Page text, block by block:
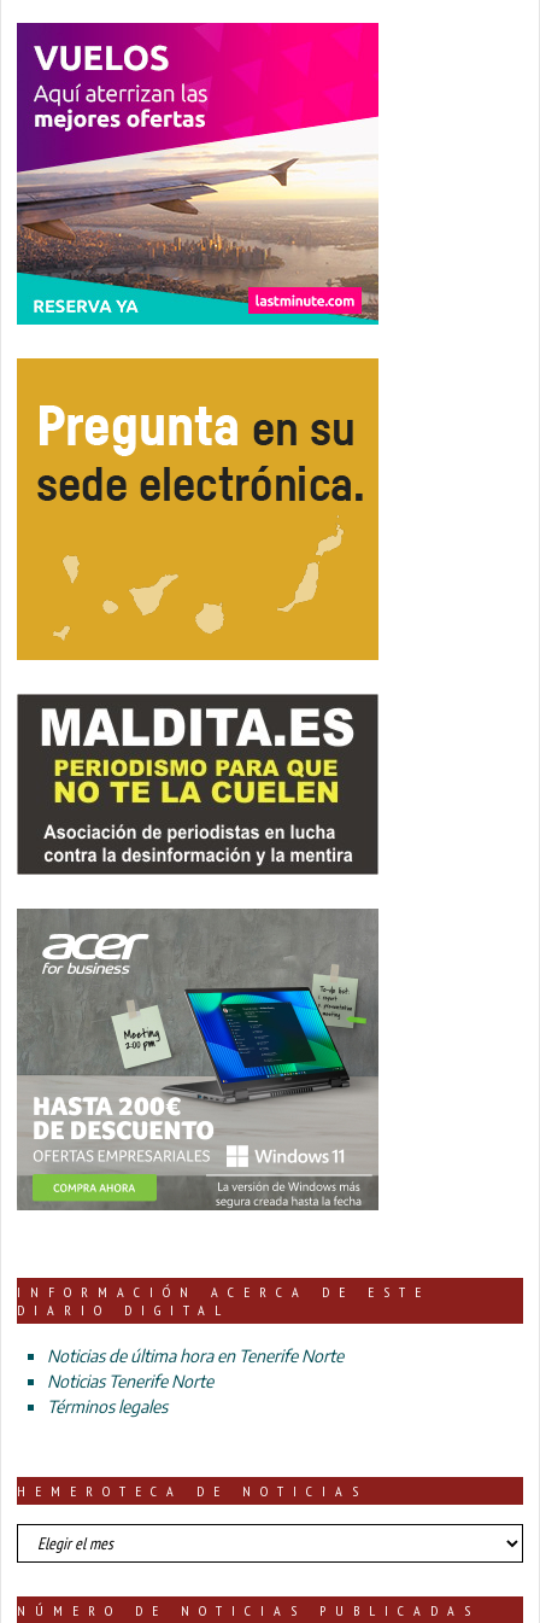
INFORMACIÓN ACERCA DE ESTE
DIARIO DIGITAL
Noticias de última hora en Tenerife Norte
Noticias Tenerife Norte
Términos legales
HEMEROTECA DE NOTICIAS
HEMEROTECA
DE
NÚMERO DE NOTICIAS PUBLICADAS